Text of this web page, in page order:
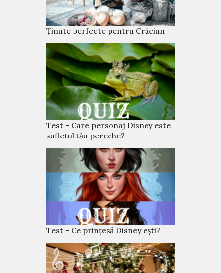
Ținute perfecte pentru Crăciun
Test - Care personaj Disney este
sufletul tău pereche?
Test - Ce prințesă Disney ești?